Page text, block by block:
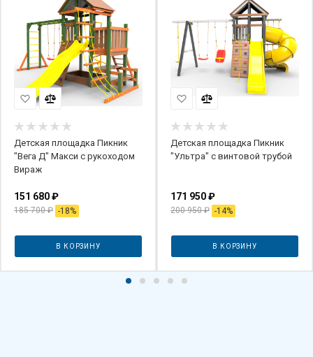
Детская площадка Пикник
"Вега Д" Макси с рукоходом
Вираж
151 680₽
185 700₽ -18%
В КОРЗИНУ
Детская площадка Пикник
"Ультра" с винтовой трубой
171 950₽
200 950₽ -14%
В КОРЗИНУ